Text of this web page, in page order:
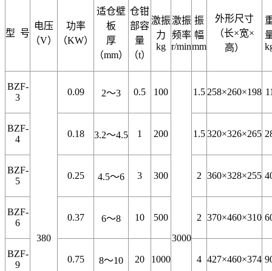
型 号
电压
（V）
功率
（KW）
适仓壁
板
厚
（mm）
仓钳
部容
量
（t）
激振
力
kg
激振
频率
r/min
振
幅
mm
外形尺寸
（长×宽×
高）
BZF-
3
380
0.09 2～3 0.5 100
3000
1.5 258×260×198
BZF-
4
0.18 3.2～4.5 1 200 1.5320×326×265
BZF-
5
0.25 4.5～6 3 300 2 360×328×255
BZF-
6
0.37 6～8 10 500 2 370×460×310
BZF-
9
0.75 8～10 20 1000 4 427×460×374